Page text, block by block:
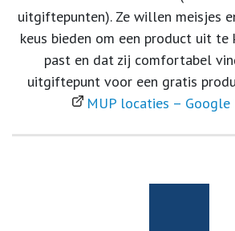
uitgiftepunten). Ze willen meisjes
keus bieden om een product uit te
past en dat zij comfortabel
uitgiftepunt voor een gratis
MUP locaties – Google